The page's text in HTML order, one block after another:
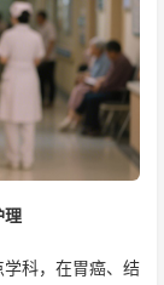
理
科，在胃癌、结